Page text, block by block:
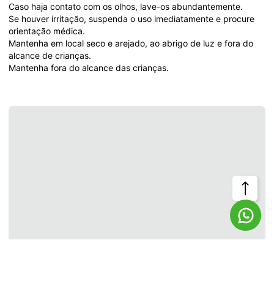
Caso haja contato com os olhos, lave-os abundantemente.
Se houver irritação, suspenda o uso imediatamente e procure
orientação médica.
Mantenha em local seco e arejado, ao abrigo de luz e fora do
alcance de crianças.
Mantenha fora do alcance das crianças.